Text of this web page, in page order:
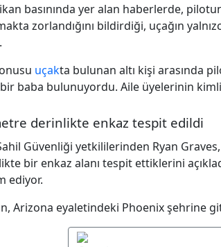
basınında yer alan haberlerde,
zorlandığını bildirdiği, uçağın
uçakta bulunan altı kişi arasında
baba bulunuyordu. Aile üyelerinin
derinlikte enkaz tespit edildi
Güvenliği yetkililerinden Ryan
bir enkaz alanı tespit ettiklerini
ediyor.
Arizona eyaletindeki Phoenix şehrine